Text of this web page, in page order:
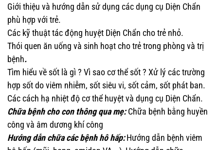
Giới thiệu và hướng dẫn sử dụng các dụng cụ Diện Chẩn
phù hợp với trẻ.
Các kỹ thuật tác động huyệt Diện Chẩn cho trẻ nhỏ.
Thói quen ăn uống và sinh hoạt cho trẻ trong phòng và trị
bệnh.
Tìm hiểu về sốt là gì ? Vì sao cơ thể sốt ? Xử lý các trường
hợp sốt do viêm nhiễm, sốt siêu vi, sốt cảm, sốt phát ban.
Các cách hạ nhiệt độ cơ thể huyệt và dụng cụ Diện Chẩn.
Chữa bệnh cho con thông qua mẹ:Chữa bệnh bằng huyền
công và âm dương khí công
Hướng dẫn chữa các bệnh hô hấp:Hướng dẫn bệnh viêm